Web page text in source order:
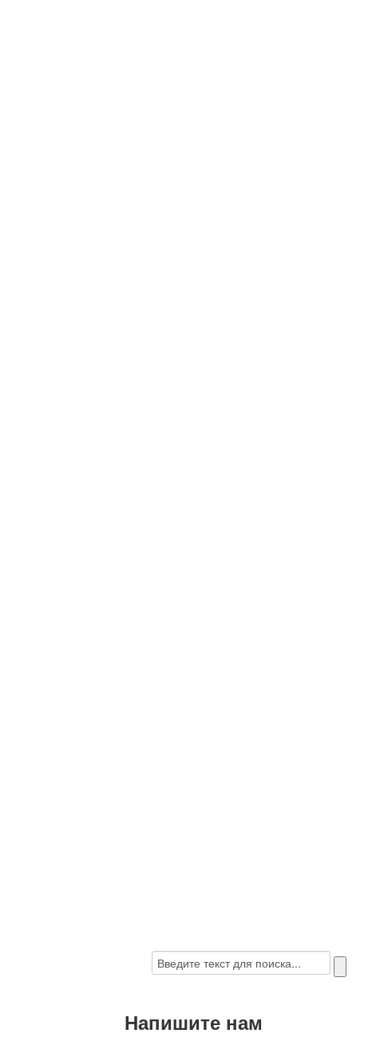
Напишите нам